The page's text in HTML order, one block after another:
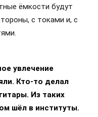
ёмкости будут
с токами и, с
увлечение
Кто-то делал
Из таких
шёл в институты.